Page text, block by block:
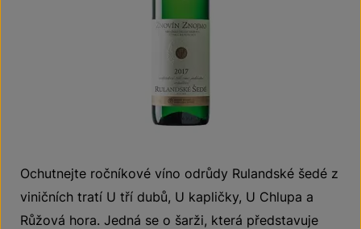
Ochutnejte ročníkové víno odrůdy Rulandské šedé z
viničních tratí U tří dubů, U kapličky, U Chlupa a
Růžová hora. Jedná se o šarži, která představuje